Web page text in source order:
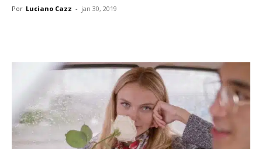
Por Luciano Cazz - jan 30, 2019